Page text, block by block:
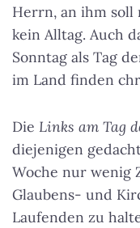
Herrn, an ihm
kein Alltag. Auch
Sonntag als Tag
im Land finden
Die Links am Tag
diejenigen
Woche nur wenig
Glaubens- und
Laufenden zu